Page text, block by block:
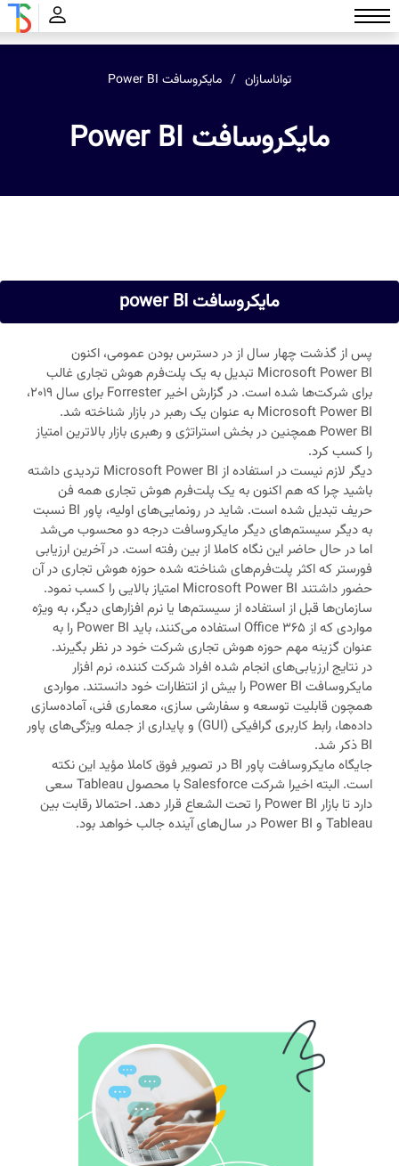
تواناسازان مایکروسافت Power BI
مایکروسافت Power BI
مایکروسافت power BI
پس از گذشت چهار سال از در دسترس بودن عمومی، اکنون
Microsoft Power BI تبدیل به یک پلت‌فرم هوش تجاری غالب
برای شرکت‌ها شده است. در گزارش اخیر Forrester برای سال 2019،
Microsoft Power BI به عنوان یک رهبر در بازار شناخته شد.
Power BI همچنین در بخش استراتژی و رهبری بازار بالاترین امتیاز
را کسب کرد.
دیگر لازم نیست در استفاده از Microsoft Power BI تردیدی داشته
باشید چرا که هم اکنون به یک پلت‌فرم هوش تجاری همه فن
حریف تبدیل شده است. شاید در رونمایی‌های اولیه، پاور BI نسبت
به دیگر سیستم‌های دیگر مایکروسافت درجه دو محسوب می‌شد
اما در حال حاضر این نگاه کاملا از بین رفته است. در آخرین ارزیابی
فورستر که اکثر پلت‌فرم‌های شناخته شده حوزه هوش تجاری در آن
حضور داشتند Microsoft Power BI امتیاز بالایی را کسب نمود.
سازمان‌ها قبل از استفاده از سیستم‌ها یا نرم افزارهای دیگر، به ویژه
مواردی که از Office 365 استفاده می‌کنند، باید Power BI را به
عنوان گزینه مهم حوزه هوش تجاری شرکت خود در نظر بگیرند.
در نتایج ارزیابی‌های انجام شده افراد شرکت کننده، نرم افزار
مایکروسافت Power BI را بیش از انتظارات خود دانستند. مواردی
همچون قابلیت توسعه و سفارشی سازی، معماری فنی، آماده‌سازی
داده‌ها، رابط کاربری گرافیکی (GUI) و پایداری از جمله ویژگی‌های پاور
BI ذکر شد.
جایگاه مایکروسافت پاور BI در تصویر فوق کاملا مؤید این نکته
است. البته اخیرا شرکت Salesforce با محصول Tableau سعی
دارد تا بازار Power BI را تحت الشعاع قرار دهد. احتمالا رقابت بین
Tableau و Power BI در سال‌های آینده جالب خواهد بود.